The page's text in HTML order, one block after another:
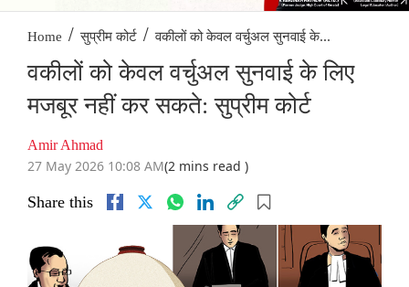
Home / सुप्रीम कोर्ट / वकीलों को केवल वर्चुअल सुनवाई के...
वकीलों को केवल वर्चुअल सुनवाई के लिए
मजबूर नहीं कर सकते: सुप्रीम कोर्ट
Amir Ahmad
27 May 2026 10:08 AM(2 mins read )
Share this